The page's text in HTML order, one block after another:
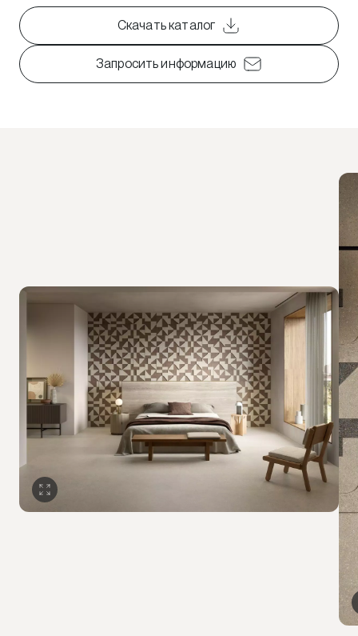
Скачать каталог
Запросить информацию